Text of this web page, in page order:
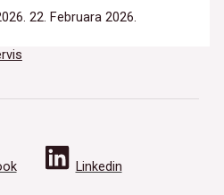
22. Februara 2026.
Linkedin